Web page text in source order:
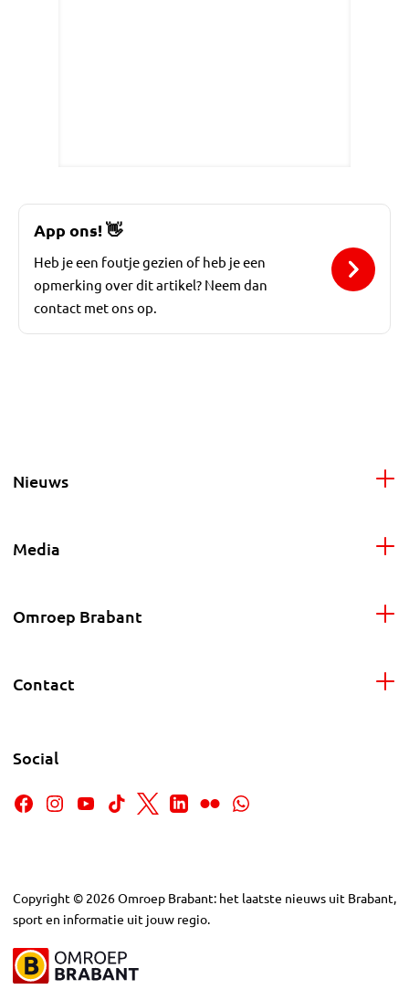
App ons!👋
Heb je een foutje gezien of heb je een
opmerking over dit artikel? Neem dan
contact met ons op.
Nieuws
Media
Omroep Brabant
Contact
Social
Copyright © 2026Omroep Brabant: het laatste nieuws uit Brabant,
sport en informatie uit jouw regio.